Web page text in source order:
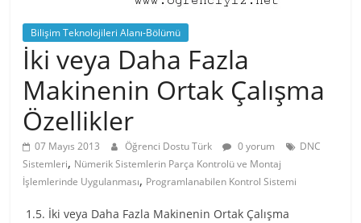
Bilişim Teknolojileri Alanı-Bölümü
İki veya Daha Fazla
Makinenin Ortak Çalışma
Özellikler
07 Mayıs 2013 Öğrenci Dostu Türk 0 yorum
DNC
Sistemleri, Nümerik Sistemlerin Parça Kontrolü ve Montaj
İşlemlerinde Uygulanması, Programlanabilen Kontrol Sistemi
1.5. İki veya Daha Fazla Makinenin Ortak Çalışma